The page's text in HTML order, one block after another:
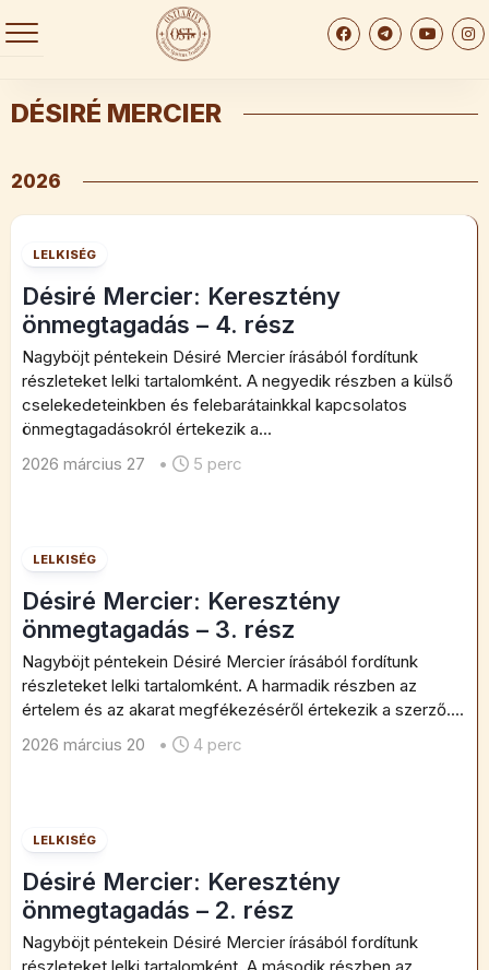
to
DÉSIRÉ MERCIER
2026
LELKISÉG
Désiré Mercier: Keresztény
önmegtagadás – 4. rész
Nagyböjt péntekein Désiré Mercier írásából fordítunk
részleteket lelki tartalomként. A negyedik részben a külső
cselekedeteinkben és felebarátainkkal kapcsolatos
önmegtagadásokról értekezik a...
2026 március 27
• 5 perc
LELKISÉG
Désiré Mercier: Keresztény
önmegtagadás – 3. rész
Nagyböjt péntekein Désiré Mercier írásából fordítunk
részleteket lelki tartalomként. A harmadik részben az
értelem és az akarat megfékezéséről értekezik a szerző....
2026 március 20
• 4 perc
LELKISÉG
Désiré Mercier: Keresztény
önmegtagadás – 2. rész
Nagyböjt péntekein Désiré Mercier írásából fordítunk